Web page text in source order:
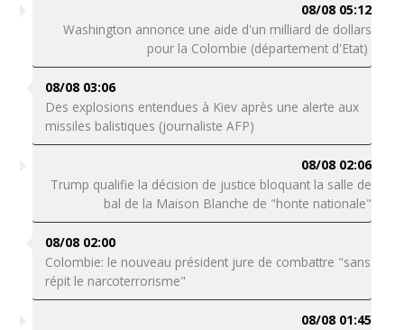
08/08 05:12
Washington annonce une aide d'un milliard de dollars
pour la Colombie (département d'Etat)
08/08 03:06
Des explosions entendues à Kiev après une alerte aux
missiles balistiques (journaliste AFP)
08/08 02:06
Trump qualifie la décision de justice bloquant la salle de
bal de la Maison Blanche de "honte nationale"
08/08 02:00
Colombie: le nouveau président jure de combattre "sans
répit le narcoterrorisme"
08/08 01:45